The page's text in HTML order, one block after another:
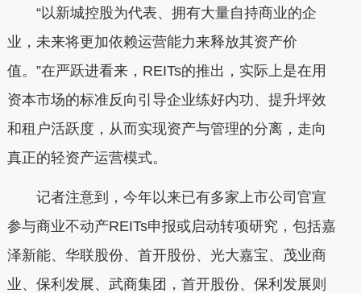
“以新城控股为代表、拥有大量自持商业的企
业，未来将更加依赖运营能力来释放其资产价
值。”在严跃进看来，REITs的推出，实际上是在用
资本市场的标准反向引导企业练好内功、提升坪效
和租户活跃度，从而实现资产与管理的分离，走向
真正的轻资产运营模式。
记者注意到，今年以来已有多家上市公司官宣
参与商业不动产REITs申报或启动转项研究，包括嘉
泽新能、华联股份、首开股份、光大嘉宝、茂业商
业、保利发展、武商集团，首开股份、保利发展则